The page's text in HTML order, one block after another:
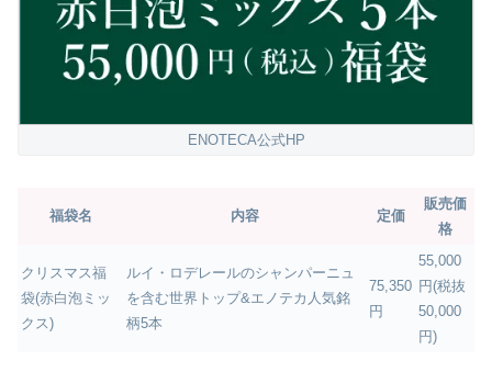
ENOTECA公式HP
福袋名 内容 定価
販売価
格
クリスマス福
袋(赤白泡ミッ
クス)
ルイ・ロデレールのシャンパーニュ
を含む世界トップ&エノテカ人気銘
柄5本
75,350
円
55,000
円(税抜
50,000
円)